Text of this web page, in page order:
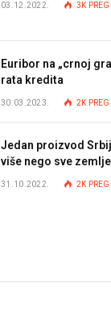
03.12.2022. 3K
Euribor na „crnoj
rata kredita
30.03.2023. 2K
Jedan proizvod
više nego sve
31.10.2022. 2K